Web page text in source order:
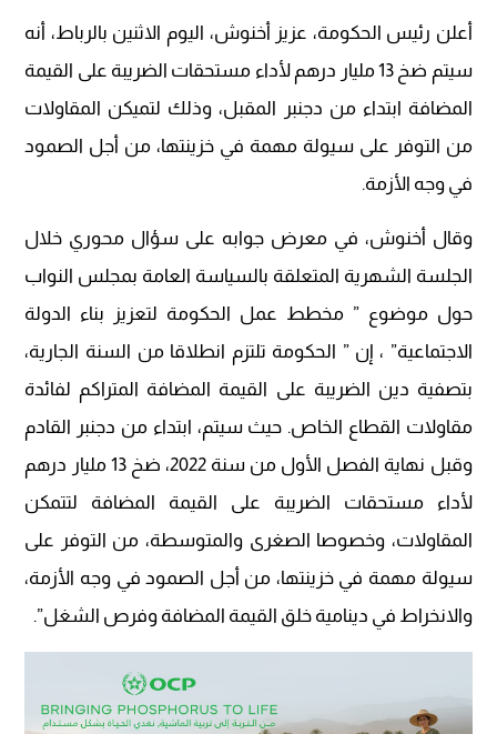
أعلن رئيس الحكومة، عزيز أخنوش، اليوم الاثنين بالرباط، أنه
سيتم ضخ 13 مليار درهم لأداء مستحقات الضريبة على القيمة
المضافة ابتداء من دجنبر المقبل، وذلك لتميكن المقاولات
من التوفر على سيولة مهمة في خزينتها، من أجل الصمود
في وجه الأزمة.
وقال أخنوش، في معرض جوابه على سؤال محوري خلال
الجلسة الشهرية المتعلقة بالسياسة العامة بمجلس النواب
حول موضوع ” مخطط عمل الحكومة لتعزيز بناء الدولة
الاجتماعية” ، إن ” الحكومة تلتزم انطلاقا من السنة الجارية،
بتصفية دين الضريبة على القيمة المضافة المتراكم لفائدة
مقاولات القطاع الخاص. حيث سيتم، ابتداء من دجنبر القادم
وقبل نهاية الفصل الأول من سنة 2022، ضخ 13 مليار درهم
لأداء مستحقات الضريبة على القيمة المضافة لتتمكن
المقاولات، وخصوصا الصغرى والمتوسطة، من التوفر على
سيولة مهمة في خزينتها، من أجل الصمود في وجه الأزمة،
والانخراط في دينامية خلق القيمة المضافة وفرص الشغل”.